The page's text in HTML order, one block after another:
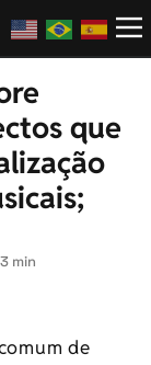
que
min
de